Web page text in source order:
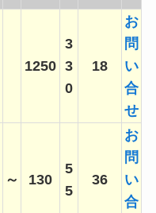
1250
3
3
0
18
お
問
い
合
せ
～ 130
5
5
36
お
問
い
合